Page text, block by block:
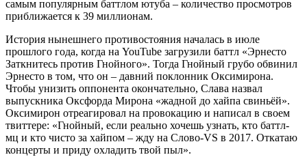
самым популярным баттлом ютуба – количество просмотров
приближается к 39 миллионам.
История нынешнего противостояния началась в июле
прошлого года, когда на YouTube загрузили баттл «Эрнесто
Заткнитесь против Гнойного». Тогда Гнойный грубо обвинил
Эрнесто в том, что он – давний поклонник Оксимирона.
Чтобы унизить оппонента окончательно, Слава назвал
выпускника Оксфорда Мирона «жадной до хайпа свиньёй».
Оксимирон отреагировал на провокацию и написал в своем
твиттере: «Гнойный, если реально хочешь узнать, кто баттл-
мц и кто чисто за хайпом – жду на Слово-VS в 2017. Откатаю
концерты и приду охладить твой пыл».